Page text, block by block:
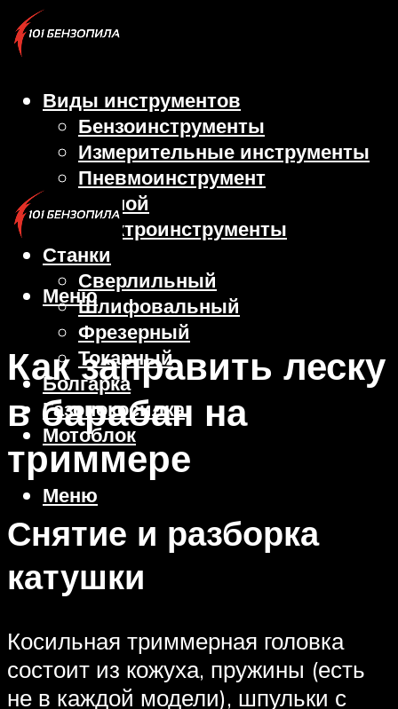
Виды инструментов
Бензоинструменты
Измерительные инструменты
Пневмоинструмент
Ручной
Электроинструменты
Станки
Сверлильный
Шлифовальный
Фрезерный
Токарный
Болгарка
Газонокосилка
Мотоблок
Меню
Меню
Как заправить леску
в барабан на
триммере
Снятие и разборка
катушки
Косильная триммерная головка
состоит из кожуха, пружины (есть
не в каждой модели), шпульки с